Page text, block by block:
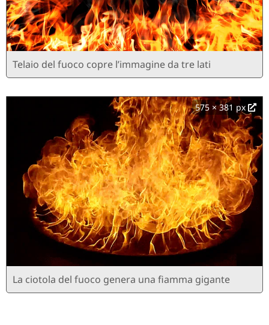
Telaio del fuoco copre l’immagine da tre lati
575 × 381 px
La ciotola del fuoco genera una fiamma gigante